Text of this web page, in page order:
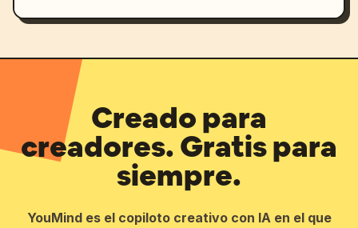
Creado para
creadores. Gratis para
siempre.
YouMind es el copiloto creativo con IA en el que